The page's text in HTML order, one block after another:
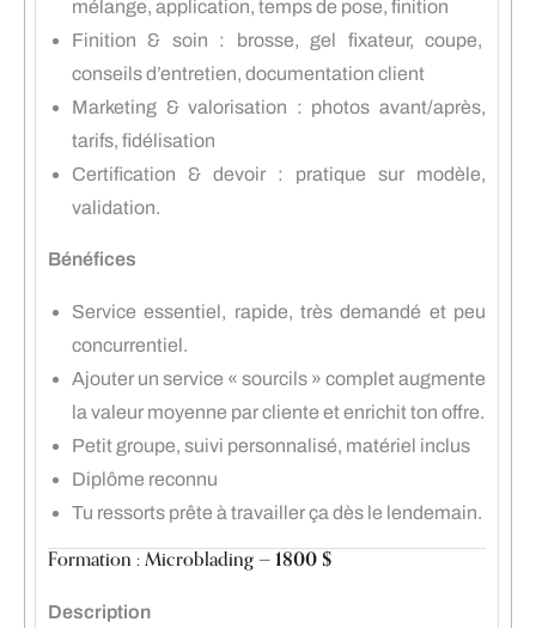
mélange, application, temps de pose, finition
Finition & soin : brosse, gel fixateur, coupe,
conseils d’entretien, documentation client
Marketing & valorisation : photos avant/après,
tarifs, fidélisation
Certification & devoir : pratique sur modèle,
validation.
Bénéfices
Service essentiel, rapide, très demandé et peu
concurrentiel.
Ajouter un service « sourcils » complet augmente
la valeur moyenne par cliente et enrichit ton offre.
Petit groupe, suivi personnalisé, matériel inclus
Diplôme reconnu
Tu ressorts prête à travailler ça dès le lendemain.
Formation : Microblading —1800 $
Description